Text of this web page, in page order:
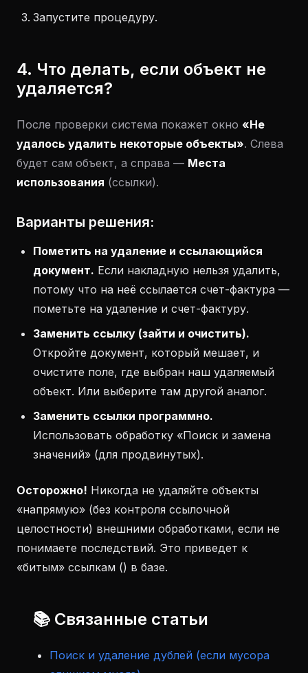
Запустите процедуру.
4. Что делать, если объект не
удаляется?
После проверки система покажет окно «Не
удалось удалить некоторые объекты». Слева
будет сам объект, а справа — Места
использования (ссылки).
Варианты решения:
Пометить на удаление и ссылающийся
документ. Если накладную нельзя удалить,
потому что на неё ссылается счет-фактура —
пометьте на удаление и счет-фактуру.
Заменить ссылку (зайти и очистить).
Откройте документ, который мешает, и
очистите поле, где выбран наш удаляемый
объект. Или выберите там другой аналог.
Заменить ссылки программно.
Использовать обработку «Поиск и замена
значений» (для продвинутых).
Осторожно! Никогда не удаляйте объекты
«напрямую» (без контроля ссылочной
целостности) внешними обработками, если не
понимаете последствий. Это приведет к
«битым» ссылкам () в базе.
📚 Связанные статьи
Поиск и удаление дублей (если мусора